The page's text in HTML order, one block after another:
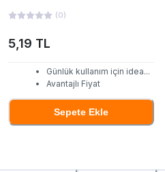
(0)
5,19 TL
Günlük kullanım için idea...
Avantajlı Fiyat
Sepete Ekle